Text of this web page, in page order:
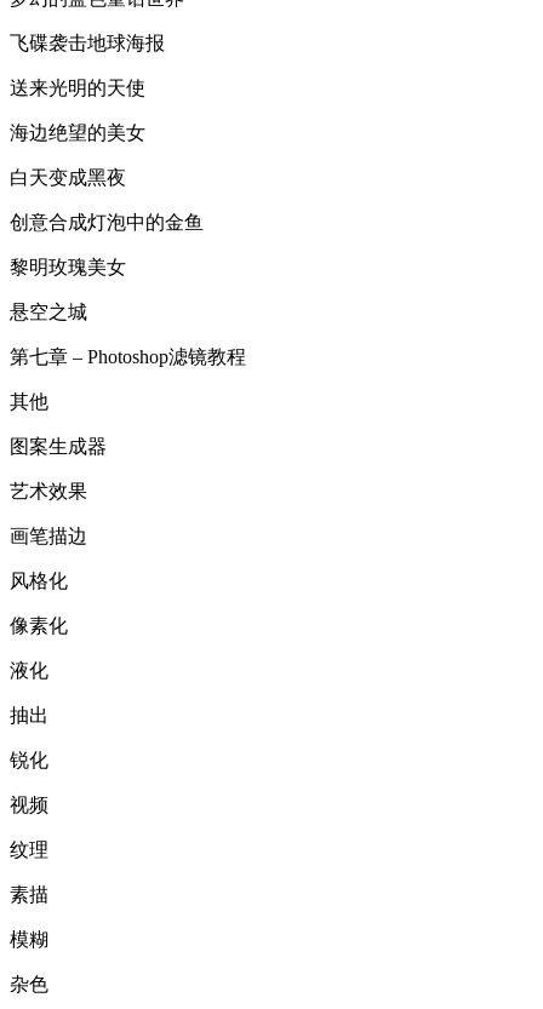
飞碟袭击地球海报
送来光明的天使
海边绝望的美女
白天变成黑夜
创意合成灯泡中的金鱼
黎明玫瑰美女
悬空之城
第七章 – Photoshop滤镜教程
其他
图案生成器
艺术效果
画笔描边
风格化
像素化
液化
抽出
锐化
视频
纹理
素描
模糊
杂色